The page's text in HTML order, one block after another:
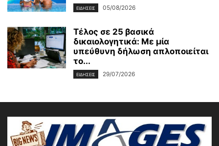
ΕΙΔΗΣΕΙΣ 05/08/2026
Τέλος σε 25 βασικά
δικαιολογητικά: Με μία
υπεύθυνη δήλωση απλοποιείται
το...
ΕΙΔΗΣΕΙΣ 29/07/2026